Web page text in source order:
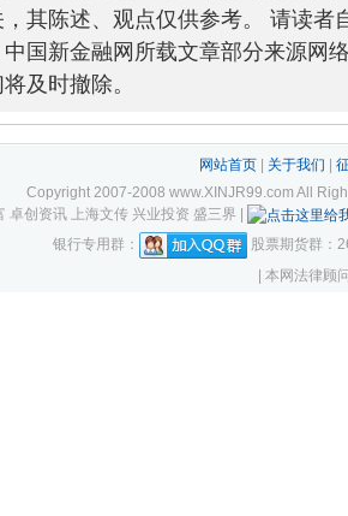
其陈述、观点仅供参考。 请读者
国新金融网所载文章部分来源网
及时撤除。
网站首页| 关于我们
Copyright 2007-2008 www.XINJR99.com All
卓创资讯 上海文传 兴业投资 盛三界 |
银行专用群：
股票期货群：
| 本网法律顾